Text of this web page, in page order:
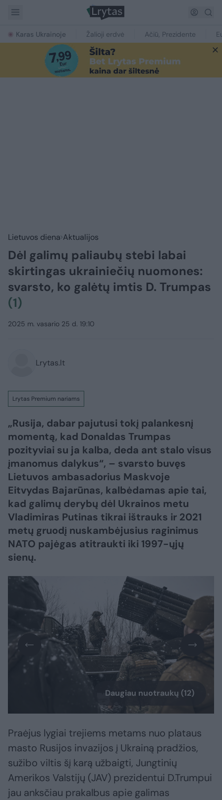
Karas Ukrainoje Žalioji erdvė Ačiū, Prezidente
Lietuvos diena Aktualijos
Dėl galimų paliaubų stebi labai
skirtingas ukrainiečių nuomones:
svarsto, ko galėtų imtis D. Trumpas
(1)
2025 m. vasario 25 d. 19:10
Lrytas.lt
Lrytas Premium nariams
„Rusija, dabar pajutusi tokį palankesnį
momentą, kad Donaldas Trumpas
pozityviai su ja kalba, deda ant stalo visus
įmanomus dalykus“, – svarsto buvęs
Lietuvos ambasadorius Maskvoje
Eitvydas Bajarūnas, kalbėdamas apie tai,
kad galimų derybų dėl Ukrainos metu
Vladimiras Putinas tikrai ištrauks ir 2021
metų gruodį nuskambėjusius raginimus
NATO pajėgas atitraukti iki 1997-ųjų
sienų.
Daugiau nuotraukų (12)
Praėjus lygiai trejiems metams nuo plataus
masto Rusijos invazijos į Ukrainą pradžios,
sužibo viltis šį karą užbaigti, Jungtinių
Amerikos Valstijų (JAV) prezidentui D.Trumpui
jau anksčiau prakalbus apie galimas